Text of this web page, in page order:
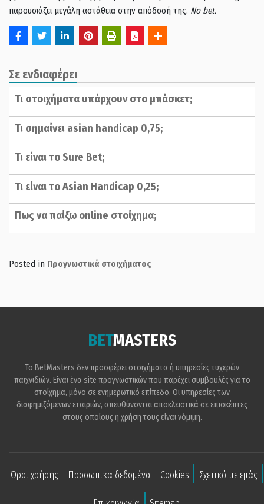
παρουσιάζει μεγάλη αστάθεια στην απόδοσή της. No bet.
Σε ενδιαφέρει
Τι στοιχήματα υπάρχουν στο μπάσκετ;
Τι σημαίνει asian handicap 0,75;
Τι είναι το Sure Bet;
Τι είναι το Asian Handicap 0,25;
Πως να παίξω online στοίχημα;
Posted in Προγνωστικά στοιχήματος
BETMASTERS
Το BetMasters δεν προσφέρει στοιχήματα ή υπηρεσίες τυχερών
παιχνιδιών. Είναι ένα site προγνωστικών που παρέχει συμβουλές για το
στοίχημα, μόνο σε ενημερωτικό επίπεδο. Οι υπηρεσίες των
διαφημιζόμενων εταιριών, απευθύνονται αποκλειστικά σε επισκέπτες
στους οποίους η χρήση τους είναι νόμιμη.
Όροι χρήσης – Προσωπικά δεδομένα – Cookies Σχετικά με εμάς